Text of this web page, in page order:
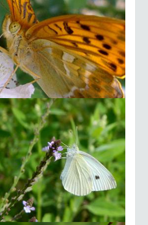
Fiche espèce
Aeschne bleue (L') |
Aeshna cyanea
2026-08-05
Fiche espèce
Euphorbe fluette |
Euphorbia exigua
2026-08-05
Fiche espèce
Agrion délicat |
Ceriagrion tenellum
2026-08-05
Fiche espèce
Galéopsis à feuilles
étroites |Galeopsis
angustifolia
2026-08-05
Fiche espèce
Épilobe hérissé |
Epilobium hirsutum
2026-08-04